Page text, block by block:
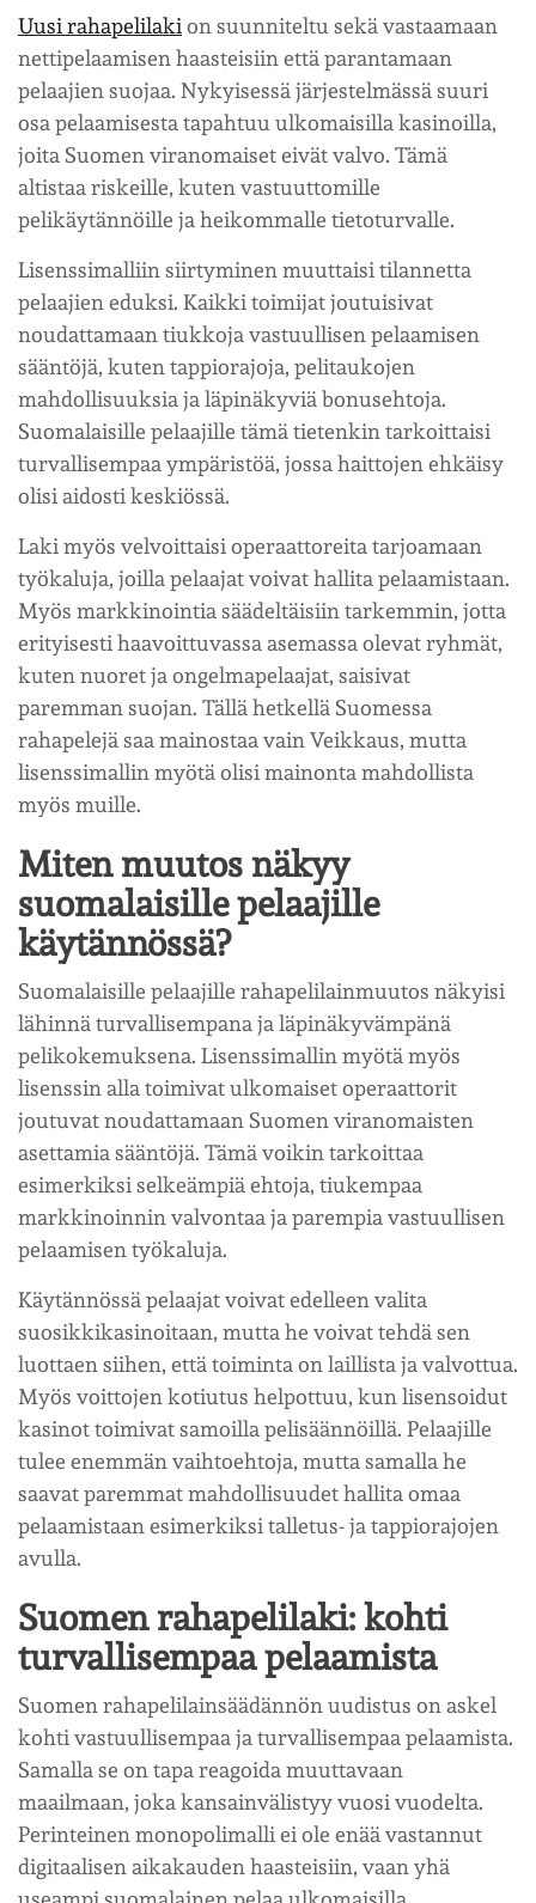
Uusi rahapelilaki on suunniteltu sekä vastaamaan
nettipelaamisen haasteisiin että parantamaan
pelaajien suojaa. Nykyisessä järjestelmässä suuri
osa pelaamisesta tapahtuu ulkomaisilla kasinoilla,
joita Suomen viranomaiset eivät valvo. Tämä
altistaa riskeille, kuten vastuuttomille
pelikäytännöille ja heikommalle tietoturvalle.
Lisenssimalliin siirtyminen muuttaisi tilannetta
pelaajien eduksi. Kaikki toimijat joutuisivat
noudattamaan tiukkoja vastuullisen pelaamisen
sääntöjä, kuten tappiorajoja, pelitaukojen
mahdollisuuksia ja läpinäkyviä bonusehtoja.
Suomalaisille pelaajille tämä tietenkin tarkoittaisi
turvallisempaa ympäristöä, jossa haittojen ehkäisy
olisi aidosti keskiössä.
Laki myös velvoittaisi operaattoreita tarjoamaan
työkaluja, joilla pelaajat voivat hallita pelaamistaan.
Myös markkinointia säädeltäisiin tarkemmin, jotta
erityisesti haavoittuvassa asemassa olevat ryhmät,
kuten nuoret ja ongelmapelaajat, saisivat
paremman suojan. Tällä hetkellä Suomessa
rahapelejä saa mainostaa vain Veikkaus, mutta
lisenssimallin myötä olisi mainonta mahdollista
myös muille.
Miten muutos näkyy
suomalaisille pelaajille
käytännössä?
Suomalaisille pelaajille rahapelilainmuutos näkyisi
lähinnä turvallisempana ja läpinäkyvämpänä
pelikokemuksena. Lisenssimallin myötä myös
lisenssin alla toimivat ulkomaiset operaattorit
joutuvat noudattamaan Suomen viranomaisten
asettamia sääntöjä. Tämä voikin tarkoittaa
esimerkiksi selkeämpiä ehtoja, tiukempaa
markkinoinnin valvontaa ja parempia vastuullisen
pelaamisen työkaluja.
Käytännössä pelaajat voivat edelleen valita
suosikkikasinoitaan, mutta he voivat tehdä sen
luottaen siihen, että toiminta on laillista ja valvottua.
Myös voittojen kotiutus helpottuu, kun lisensoidut
kasinot toimivat samoilla pelisäännöillä. Pelaajille
tulee enemmän vaihtoehtoja, mutta samalla he
saavat paremmat mahdollisuudet hallita omaa
pelaamistaan esimerkiksi talletus- ja tappiorajojen
avulla.
Suomen rahapelilaki: kohti
turvallisempaa pelaamista
Suomen rahapelilainsäädännön uudistus on askel
kohti vastuullisempaa ja turvallisempaa pelaamista.
Samalla se on tapa reagoida muuttavaan
maailmaan, joka kansainvälistyy vuosi vuodelta.
Perinteinen monopolimalli ei ole enää vastannut
digitaalisen aikakauden haasteisiin, vaan yhä